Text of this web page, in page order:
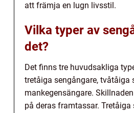
att främja en lugn livsstil.
Vilka typer av
det?
Det finns tre huvudsakliga
tretåiga sengångare, tvåtåiga
mankegensängare.
på deras framtassar. Tretåiga